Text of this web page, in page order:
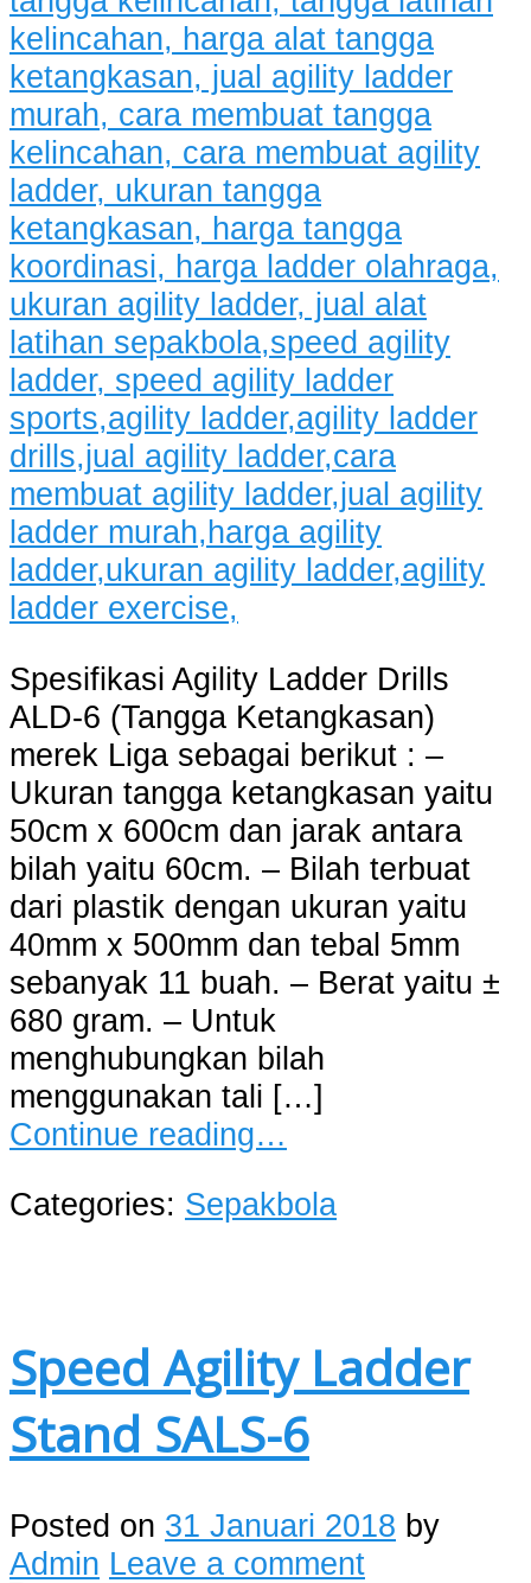
Spesifikasi Agility Ladder Drills
ALD-6 (Tangga Ketangkasan)
merek Liga sebagai berikut : –
Ukuran tangga ketangkasan yaitu
50cm x 600cm dan jarak antara
bilah yaitu 60cm. – Bilah terbuat
dari plastik dengan ukuran yaitu
40mm x 500mm dan tebal 5mm
sebanyak 11 buah. – Berat yaitu ±
680 gram. – Untuk
menghubungkan bilah
menggunakan tali […]
Continue reading…
Categories: Sepakbola
Speed Agility Ladder
Stand SALS-6
Posted on 31 Januari 2018 by
Admin Leave a comment